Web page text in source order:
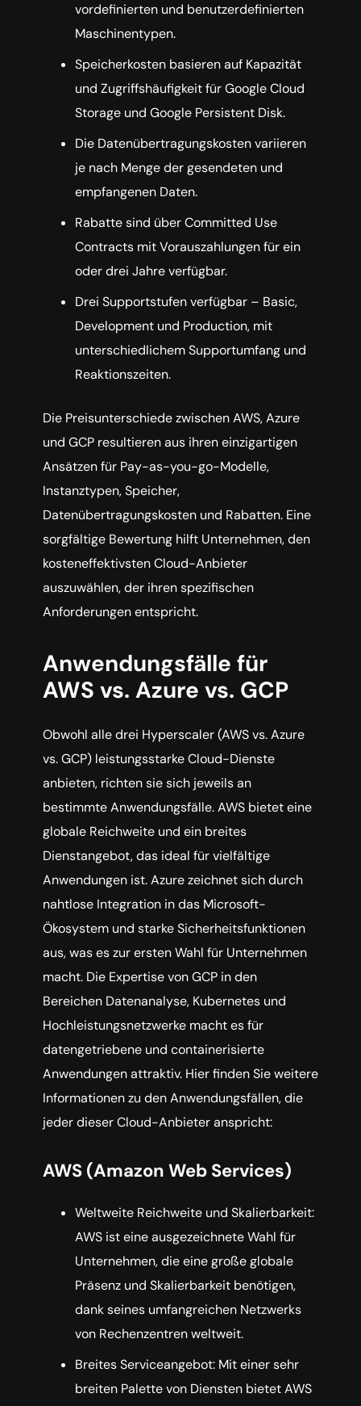
vordefinierten und benutzerdefinierten
Maschinentypen.
Speicherkosten basieren auf Kapazität
und Zugriffshäufigkeit für Google Cloud
Storage und Google Persistent Disk.
Die Datenübertragungskosten variieren
je nach Menge der gesendeten und
empfangenen Daten.
Rabatte sind über Committed Use
Contracts mit Vorauszahlungen für ein
oder drei Jahre verfügbar.
Drei Supportstufen verfügbar – Basic,
Development und Production, mit
unterschiedlichem Supportumfang und
Reaktionszeiten.
Die Preisunterschiede zwischen AWS, Azure
und GCP resultieren aus ihren einzigartigen
Ansätzen für Pay-as-you-go-Modelle,
Instanztypen, Speicher,
Datenübertragungskosten und Rabatten. Eine
sorgfältige Bewertung hilft Unternehmen, den
kosteneffektivsten Cloud-Anbieter
auszuwählen, der ihren spezifischen
Anforderungen entspricht.
Anwendungsfälle für
AWS vs. Azure vs. GCP
Obwohl alle drei Hyperscaler (AWS vs. Azure
vs. GCP) leistungsstarke Cloud-Dienste
anbieten, richten sie sich jeweils an
bestimmte Anwendungsfälle. AWS bietet eine
globale Reichweite und ein breites
Dienstangebot, das ideal für vielfältige
Anwendungen ist. Azure zeichnet sich durch
nahtlose Integration in das Microsoft-
Ökosystem und starke Sicherheitsfunktionen
aus, was es zur ersten Wahl für Unternehmen
macht. Die Expertise von GCP in den
Bereichen Datenanalyse, Kubernetes und
Hochleistungsnetzwerke macht es für
datengetriebene und containerisierte
Anwendungen attraktiv. Hier finden Sie weitere
Informationen zu den Anwendungsfällen, die
jeder dieser Cloud-Anbieter anspricht:
AWS (Amazon Web Services)
Weltweite Reichweite und Skalierbarkeit:
AWS ist eine ausgezeichnete Wahl für
Unternehmen, die eine große globale
Präsenz und Skalierbarkeit benötigen,
dank seines umfangreichen Netzwerks
von Rechenzentren weltweit.
Breites Serviceangebot: Mit einer sehr
breiten Palette von Diensten bietet AWS